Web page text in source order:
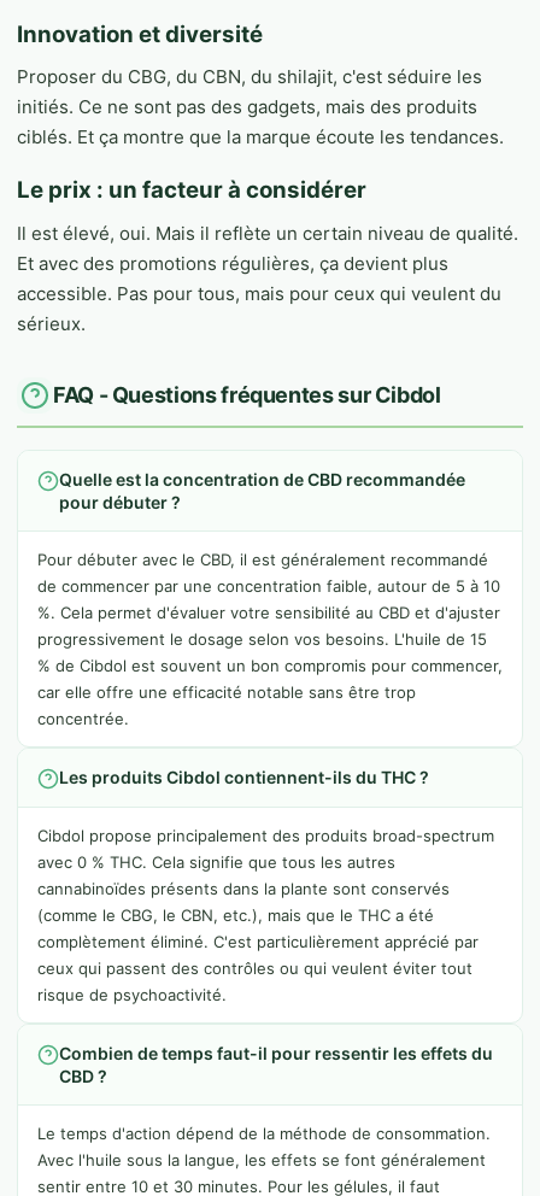
Innovation et diversité
Proposer du CBG, du CBN, du shilajit, c'est séduire les
initiés. Ce ne sont pas des gadgets, mais des produits
ciblés. Et ça montre que la marque écoute les tendances.
Le prix : un facteur à considérer
Il est élevé, oui. Mais il reflète un certain niveau de qualité.
Et avec des promotions régulières, ça devient plus
accessible. Pas pour tous, mais pour ceux qui veulent du
sérieux.
FAQ - Questions fréquentes sur Cibdol
Quelle est la concentration de CBD recommandée
pour débuter ?
Pour débuter avec le CBD, il est généralement recommandé
de commencer par une concentration faible, autour de 5 à 10
%. Cela permet d'évaluer votre sensibilité au CBD et d'ajuster
progressivement le dosage selon vos besoins. L'huile de 15
% de Cibdol est souvent un bon compromis pour commencer,
car elle offre une efficacité notable sans être trop
concentrée.
Les produits Cibdol contiennent-ils du THC ?
Cibdol propose principalement des produits broad-spectrum
avec 0 % THC. Cela signifie que tous les autres
cannabinoïdes présents dans la plante sont conservés
(comme le CBG, le CBN, etc.), mais que le THC a été
complètement éliminé. C'est particulièrement apprécié par
ceux qui passent des contrôles ou qui veulent éviter tout
risque de psychoactivité.
Combien de temps faut-il pour ressentir les effets du
CBD ?
Le temps d'action dépend de la méthode de consommation.
Avec l'huile sous la langue, les effets se font généralement
sentir entre 10 et 30 minutes. Pour les gélules, il faut